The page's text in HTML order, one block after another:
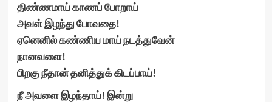
திண்ணமாய் காணப் போறாய்
அவள் இழந்து போவதை!
ஏனெனில் கண்ணிய மாய் நடத்துவேன்
நானவளை!
பிறகு நீதான் தனித்துக் கிடப்பாய்!
நீ அவளை இழந்தாய்! இன்று